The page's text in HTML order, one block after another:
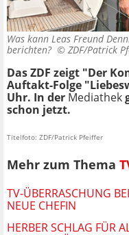
Was kann Leas Freund
berichten? © ZDF/Patrick
Das ZDF zeigt "Der
Auftakt-Folge
Uhr. In der Mediathek
schon jetzt.
Titelfoto: ZDF/Patrick Pfeiffer
Mehr zum Thema
TV-ÜBERRASCHUNG
NEUE CHEFIN
HERBER SCHLAG FÜR